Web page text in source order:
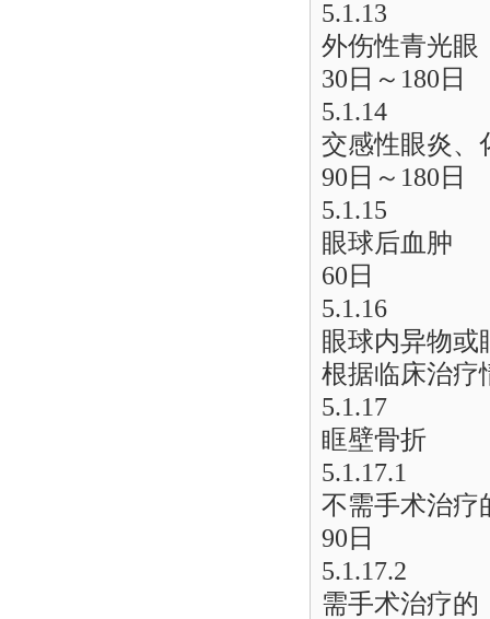
5.1.13
外伤性青光眼
30日～180日
5.1.14
交感性眼炎、
90日～180日
5.1.15
眼球后血肿
60日
5.1.16
眼球内异物或
根据临床治疗
5.1.17
眶壁骨折
5.1.17.1
不需手术治疗
90日
5.1.17.2
需手术治疗的